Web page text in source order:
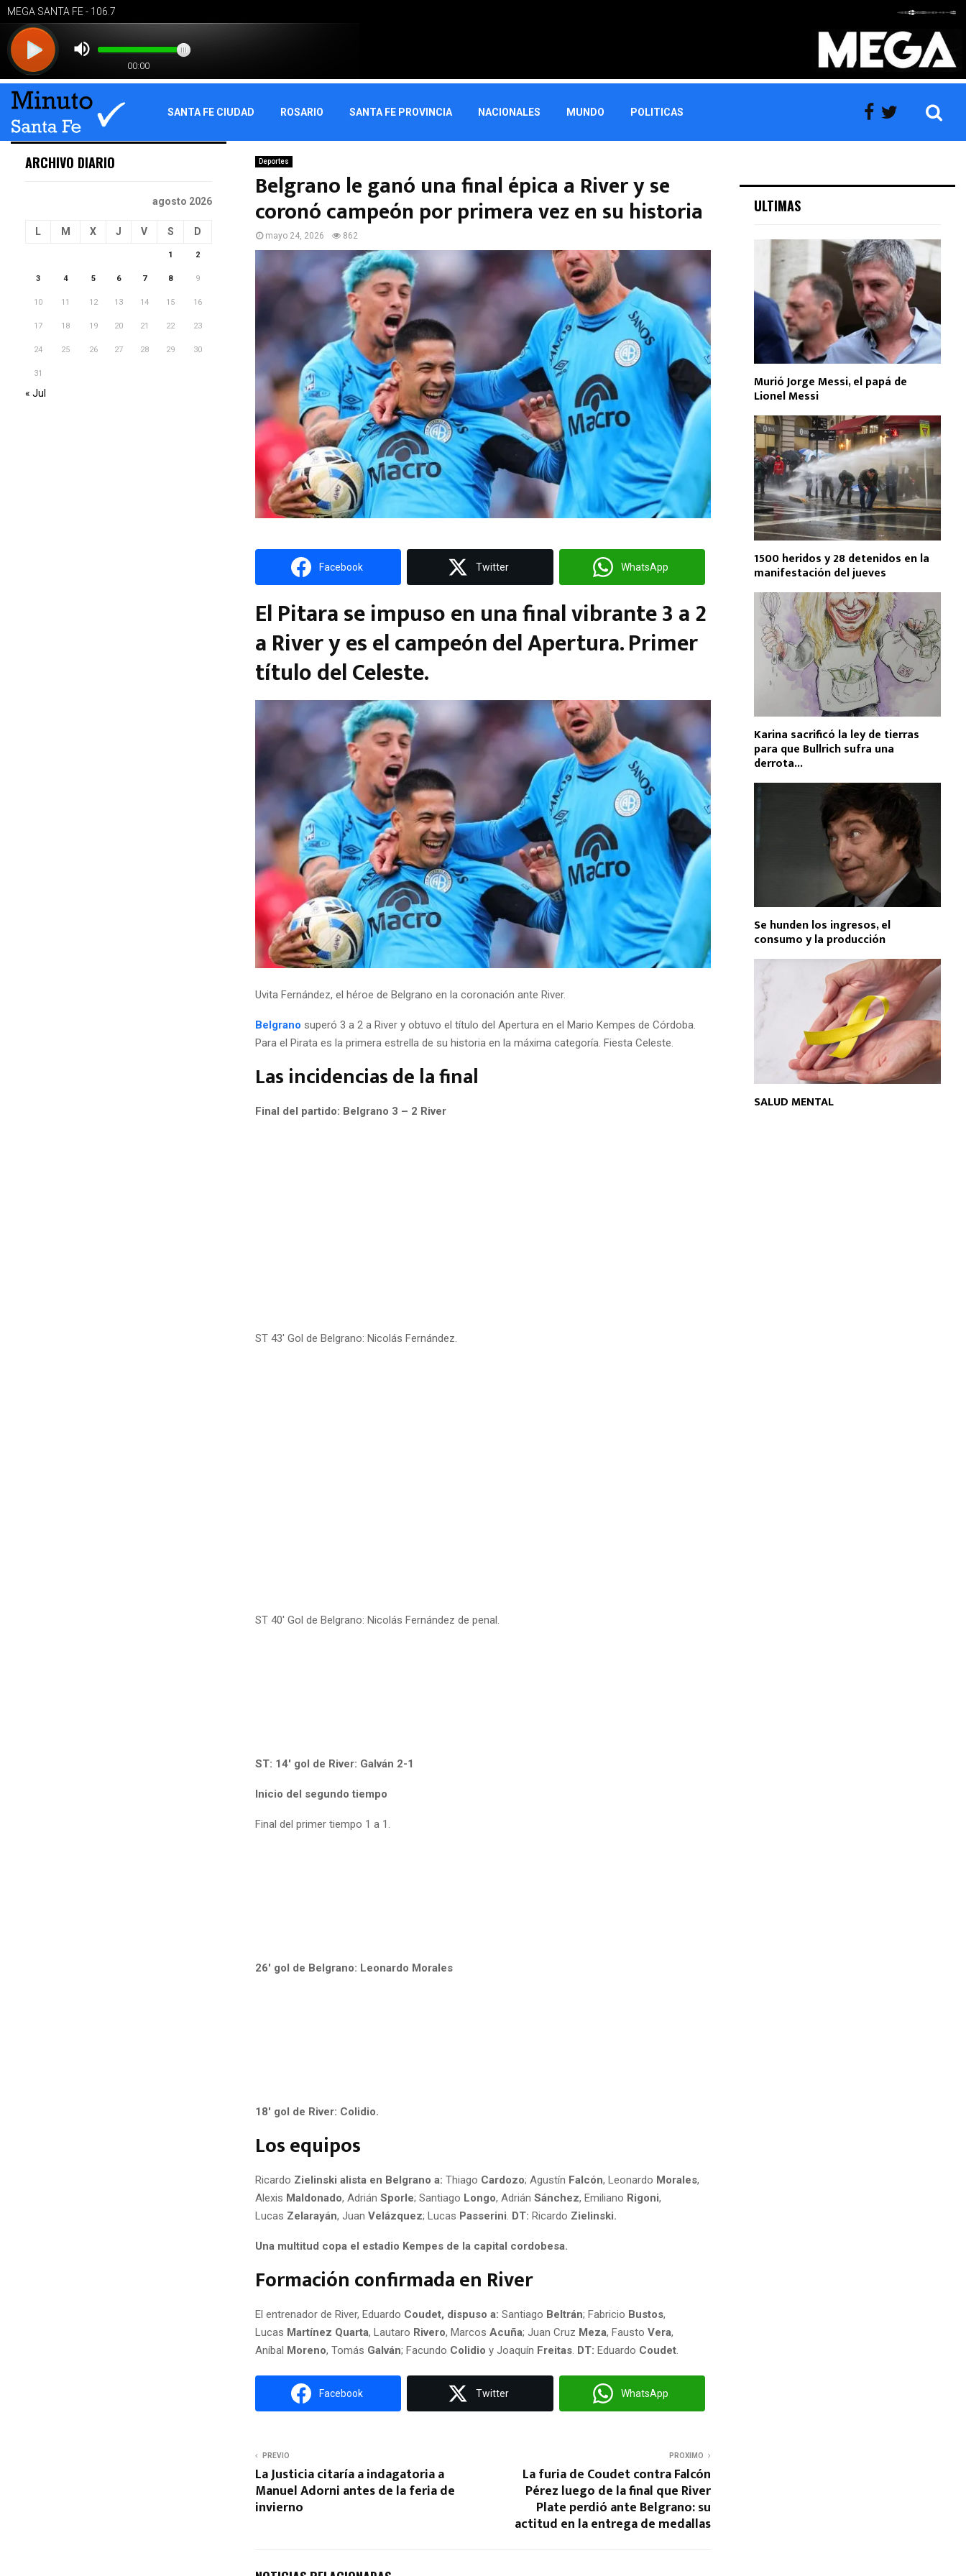
SANTA FE CIUDAD ROSARIO SANTA FE PROVINCIA NACIONALES MUNDO POLITICAS
Deportes
Belgrano le ganó una final épica a River y se
coronó campeón por primera vez en su historia
mayo 24, 2026 862
Facebook Twitter WhatsApp
El Pitara se impuso en una final vibrante 3 a 2
a River y es el campeón del Apertura. Primer
título del Celeste.
Uvita Fernández, el héroe de Belgrano en la coronación ante River.
Belgrano superó 3 a 2 a River y obtuvo el título del Apertura en el Mario Kempes de Córdoba.
Para el Pirata es la primera estrella de su historia en la máxima categoría. Fiesta Celeste.
Las incidencias de la final
Final del partido: Belgrano 3 – 2 River
ST 43′ Gol de Belgrano: Nicolás Fernández.
ST 40′ Gol de Belgrano: Nicolás Fernández de penal.
ST: 14′ gol de River: Galván 2-1
Inicio del segundo tiempo
Final del primer tiempo 1 a 1.
26′ gol de Belgrano: Leonardo Morales
18′ gol de River: Colidio.
Los equipos
Ricardo Zielinski alista en Belgrano a: Thiago Cardozo; Agustín Falcón, Leonardo Morales,
Alexis Maldonado, Adrián Sporle; Santiago Longo, Adrián Sánchez, Emiliano Rigoni,
Lucas Zelarayán, Juan Velázquez; Lucas Passerini. DT: Ricardo Zielinski.
Una multitud copa el estadio Kempes de la capital cordobesa.
Formación confirmada en River
El entrenador de River, Eduardo Coudet, dispuso a: Santiago Beltrán; Fabricio Bustos,
Lucas Martínez Quarta, Lautaro Rivero, Marcos Acuña; Juan Cruz Meza, Fausto Vera,
Aníbal Moreno, Tomás Galván; Facundo Colidio y Joaquín Freitas. DT: Eduardo Coudet.
Facebook Twitter WhatsApp
PREVIO
La Justicia citaría a indagatoria a
Manuel Adorni antes de la feria de
invierno
PROXIMO
La furia de Coudet contra Falcón
Pérez luego de la final que River
Plate perdió ante Belgrano: su
actitud en la entrega de medallas
ARCHIVO DIARIO
agosto 2026
L M X J V S D
1 2
3 4 5 6 7 8 9
10 11 12 13 14 15 16
17 18 19 20 21 22 23
24 25 26 27 28 29 30
31
« Jul
ULTIMAS
Murió Jorge Messi, el papá de
Lionel Messi
1500 heridos y 28 detenidos en la
manifestación del jueves
Karina sacrificó la ley de tierras
para que Bullrich sufra una
derrota...
Se hunden los ingresos, el
consumo y la producción
SALUD MENTAL